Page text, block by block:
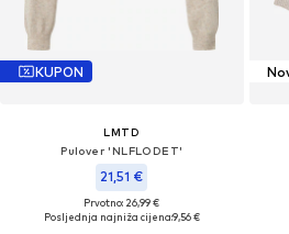
KUPON
LMTD
Pulover 'NLFLODET'
21,51 €
Prvotno: 26,99 €
Posljednja najniža cijena:9,56 €